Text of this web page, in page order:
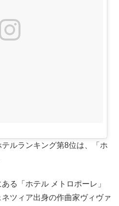
ルランキング第8位は、「ホ
る「ホテル メトロポーレ」
ツィア出身の作曲家ヴィヴァ